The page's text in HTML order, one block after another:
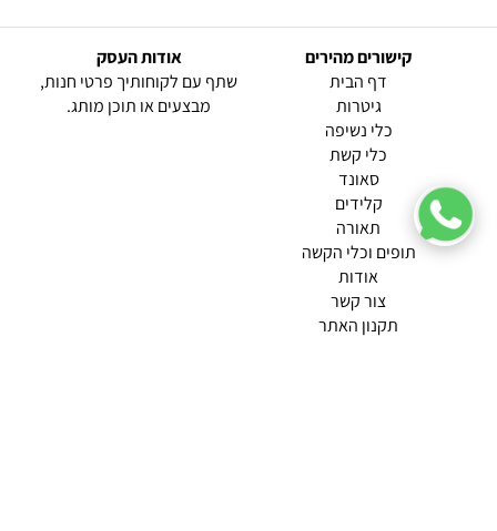
קישורים מהירים
דף הבית
גיטרות
כלי נשיפה
כלי קשת
סאונד
קלידים
תאורה
תופים וכלי הקשה
אודות
צור קשר
(current)
תקנון האתר
אודות העסק
שתף עם לקוחותיך פרטי חנות,
מבצעים או תוכן מותג.